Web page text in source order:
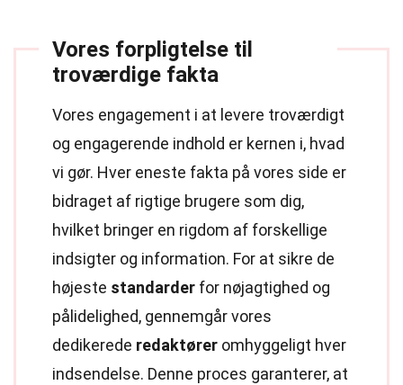
Vores forpligtelse til
troværdige fakta
Vores engagement i at levere troværdigt
og engagerende indhold er kernen i, hvad
vi gør. Hver eneste fakta på vores side er
bidraget af rigtige brugere som dig,
hvilket bringer en rigdom af forskellige
indsigter og information. For at sikre de
højeste standarder for nøjagtighed og
pålidelighed, gennemgår vores
dedikerede redaktører omhyggeligt hver
indsendelse. Denne proces garanterer, at